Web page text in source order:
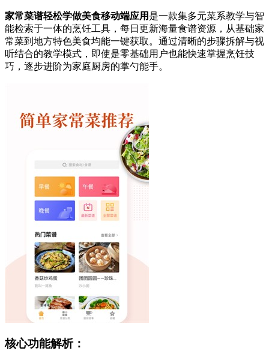
家常菜谱轻松学做美食移动端应用 是一款集多元菜系教学与智
能检索于一体的烹饪工具，每日更新海量食谱资源，从基础家
常菜到地方特色美食均能一键获取。通过清晰的步骤拆解与视
听结合的教学模式，即使是零基础用户也能快速掌握烹饪技
巧，逐步进阶为家庭厨房的掌勺能手。
核心功能解析：